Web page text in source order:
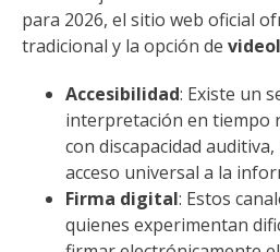
para 2026, el sitio web oficial
tradicional y la opción de
Accesibilidad: Existe un
interpretación en tiempo
con discapacidad
acceso universal a la
Firma digital: Estos
quienes experimentan